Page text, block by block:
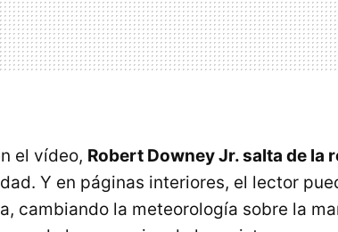
el vídeo, Robert Downey Jr. salta de la
Y en páginas interiores, el lector
cambiando la meteorología sobre la